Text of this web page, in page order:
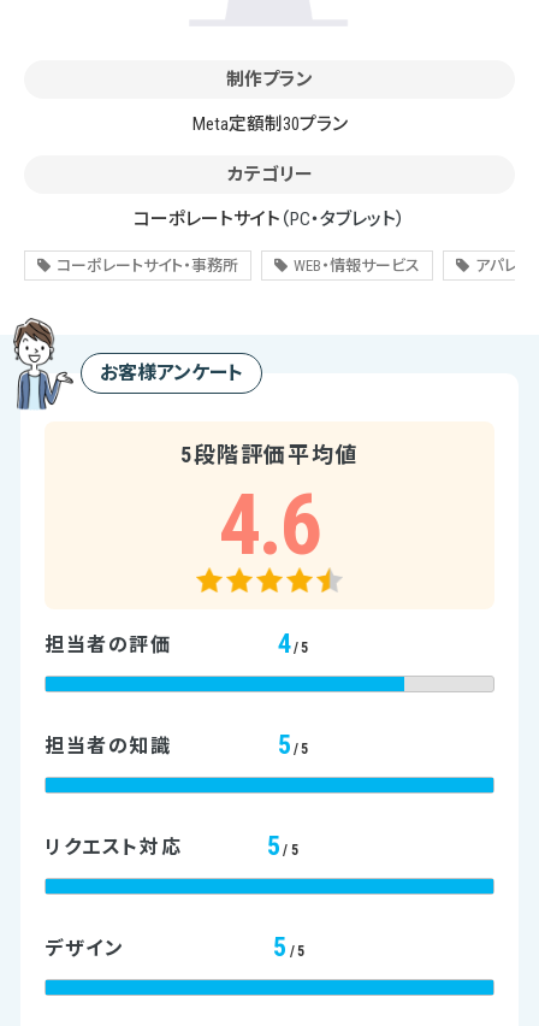
制作プラン
Meta定額制30プラン
カテゴリー
コーポレートサイト （PC・タブレット）
コーポレートサイト・事務所 WEB・情報サービス アパレル
お客様アンケート
5段階評価平均値
4.6
担当者の評価 4/5
担当者の知識 5 /5
リクエスト対応 5/5
デザイン 5 /5